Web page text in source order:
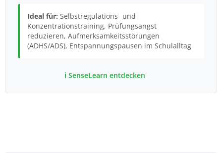
Ideal für: Selbstregulations- und
Konzentrationstraining, Prüfungsangst
reduzieren, Aufmerksamkeitsstörungen
(ADHS/ADS), Entspannungspausen im Schulalltag
ℹ️ SenseLearn entdecken